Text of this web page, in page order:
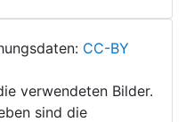
CC-BY
verwendeten Bilder.
sind die